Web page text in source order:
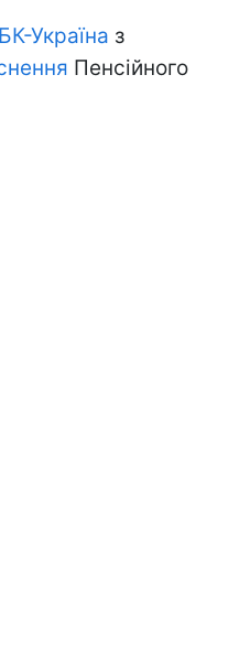
Україна з
Пенсійного